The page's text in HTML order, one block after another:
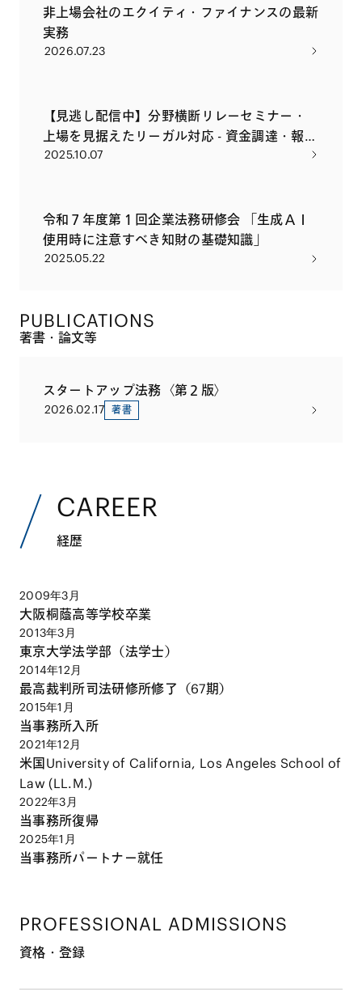
非上場会社のエクイティ・ファイナンスの最新
実務
2026.07.23
【見逃し配信中】分野横断リレーセミナー・
上場を見据えたリーガル対応 - 資金調達・報酬
設計・ガバナンス整備・知財対応・上場審査
2025.10.07
令和７年度第１回企業法務研修会 「生成ＡＩ
使用時に注意すべき知財の基礎知識」
2025.05.22
PUBLICATIONS
著書・論文等
スタートアップ法務〈第２版〉
2026.02.17 著書
CAREER
経歴
2009年3月
大阪桐蔭高等学校卒業
2013年3月
東京大学法学部（法学士）
2014年12月
最高裁判所司法研修所修了（67期）
2015年1月
当事務所入所
2021年12月
米国University of California, Los Angeles School of
Law (LL.M.)
2022年3月
当事務所復帰
2025年1月
当事務所パートナー就任
PROFESSIONAL ADMISSIONS
資格・登録